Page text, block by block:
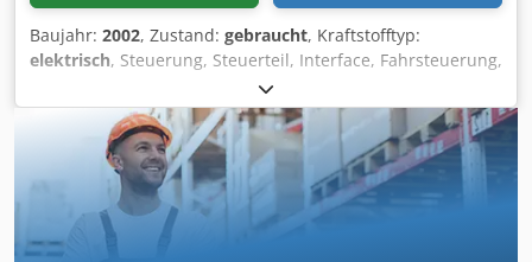
Baujahr: 2002, Zustand: gebraucht, Kraftstofftyp:
elektrisch, Steuerung, Steuerteil, Interface, Fahrsteuerung,
Fahrstromsteuerung -Hersteller: Jungheinrich, Steuerung
Fahrsteuerung aus Komissionierstapler Typ: ECE 20 -Typ:
AS 2412/1 F -Mat-Nr.: 50059236 -Spannung: 24 V -Anzahl:
1x Steuerteil vorhanden -Preis: pro Stück Codpfx Akoi
Dudre Eeha -Abmessungen: 250/190/H100 mm -Gewicht:
4,2 kg/St.